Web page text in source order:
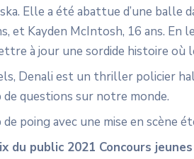
Elle a été abattue d’une balle
et Kayden McIntosh, 16 ans.
à jour une sordide histoire où
Denali est un thriller policier
de questions sur notre monde.
de poing avec une mise en scène
du public 2021 Concours